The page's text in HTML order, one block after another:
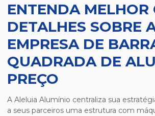
ENTENDA MELHOR
DETALHES SOBRE
EMPRESA DE
QUADRADA DE
PREÇO
A Aleluia Alumínio centraliza sua
a seus parceiros uma estrutura com